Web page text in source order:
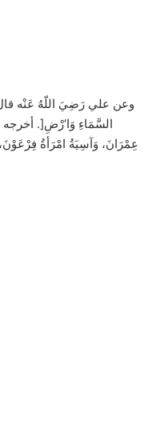
وعن علي رَضِيَ اللّهُ عَنْه
السَّمَاءِ وَا‘رْضِ[. أخرجه
عِمْرَانَ، وَآسِيَةُ امْرَأةُ